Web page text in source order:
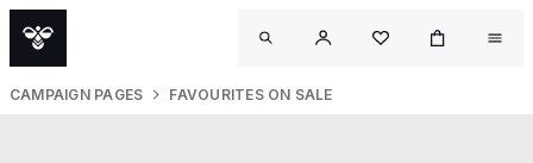
CAMPAIGN PAGES FAVOURITES ON SALE